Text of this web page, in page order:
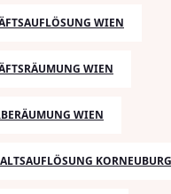
WIEN
WIEN
WIEN
KORNEUBURG